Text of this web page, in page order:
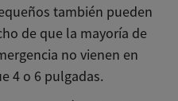
también pueden
de que la mayoría de
no vienen en
4 o 6 pulgadas.